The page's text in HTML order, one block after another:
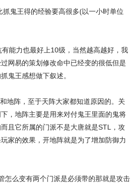
鬼王得的经验要高很多(以一小时单位
能力也最好上10级，当然越高越好，我
网易的策划修改命中已经变的很低但是
鬼王感想做下叙述。
地阵，至于天阵大家都知道原因的。关
，地阵主要是用来对付鬼王里面的鬼将
且它所属的门派不是大唐就是STL，攻
家的效果，开地阵就是为了增加防御力
怎么变有两个门派是必须带的那就是攻击